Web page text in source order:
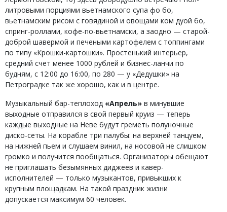
литровыми порциями вьетнамского супа фо бо,
вьетнамским рисом с говядиной и овощами ком дуой бо,
спринг-роллами, кофе-по-вьетнамски, а заодно — старой-
доброй шавермой и печеными картофелем с топпингами
по типу «Крошки-картошки». Простенький интерьер,
средний счет менее 1000 рублей и бизнес-ланчи по
будням, с 12:00 до 16:00, по 280 — у «Дедушки» на
Петроградке так же хорошо, как и в центре.
Музыкальный бар-теплоход «Апрель» в минувшие
выходные отправился в свой первый круиз — теперь
каждые выходные на Неве будут греметь полуночные
диско-сеты. На корабле три палубы: на верхней танцуем,
на нижней пьем и слушаем винил, на носовой не слишком
громко и получится пообщаться. Организаторы обещают
не приглашать безымянных диджеев и кавер-
исполнителей — только музыкантов, привыкших к
крупным площадкам. На такой праздник жизни
допускается максимум 60 человек.